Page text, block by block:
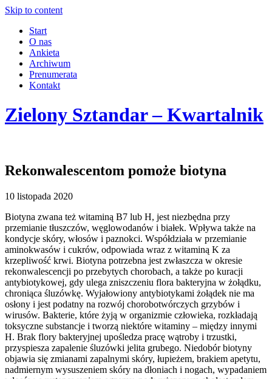
Skip to content
Start
O nas
Ankieta
Archiwum
Prenumerata
Kontakt
Zielony Sztandar – Kwartalnik
Rekonwalescentom pomoże biotyna
10 listopada 2020
Biotyna zwana też witaminą B7 lub H, jest niezbędna przy
przemianie tłuszczów, węglowodanów i białek. Wpływa także na
kondycje skóry, włosów i paznokci. Współdziała w przemianie
aminokwasów i cukrów, odpowiada wraz z witaminą K za
krzepliwość krwi. Biotyna potrzebna jest zwłaszcza w okresie
rekonwalescencji po przebytych chorobach, a także po kuracji
antybiotykowej, gdy ulega zniszczeniu flora bakteryjna w żołądku,
chroniąca śluzówkę. Wyjałowiony antybiotykami żołądek nie ma
osłony i jest podatny na rozwój chorobotwórczych grzybów i
wirusów. Bakterie, które żyją w organizmie człowieka, rozkładają
toksyczne substancje i tworzą niektóre witaminy – między innymi
H. Brak flory bakteryjnej upośledza pracę wątroby i trzustki,
przyspiesza zapalenie śluzówki jelita grubego. Niedobór biotyny
objawia się zmianami zapalnymi skóry, łupieżem, brakiem apetytu,
nadmiernym wysuszeniem skóry na dłoniach i nogach, wypadaniem